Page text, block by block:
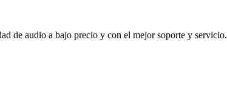
audio a bajo precio y con el mejor soporte y servicio.